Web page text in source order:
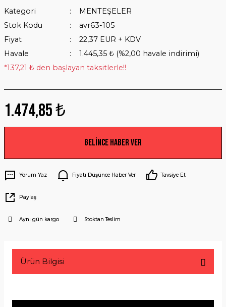
Kategori
MENTEŞELER
Stok Kodu
avr63-105
Fiyat
22,37 EUR + KDV
Havale
1.445,35 ₺ (%2,00 havale indirimi)
*137,21 ₺ den başlayan taksitlerle!!
1.474,85 ₺
Gelince Haber Ver
Yorum Yaz Fiyatı Düşünce Haber Ver Tavsiye Et
Paylaş
Aynı gün kargo Stoktan Teslim
Ürün Bilgisi